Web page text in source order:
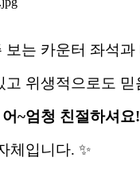
는 카운터 좌석
고 위생적으로도
~엄청 친절하셔요!
체입니다. ✨